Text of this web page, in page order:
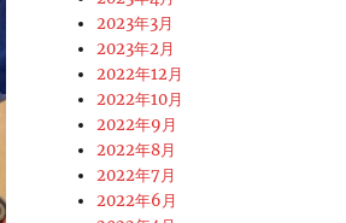
2023年3月
2023年2月
2022年12月
2022年10月
2022年9月
2022年8月
2022年7月
2022年6月